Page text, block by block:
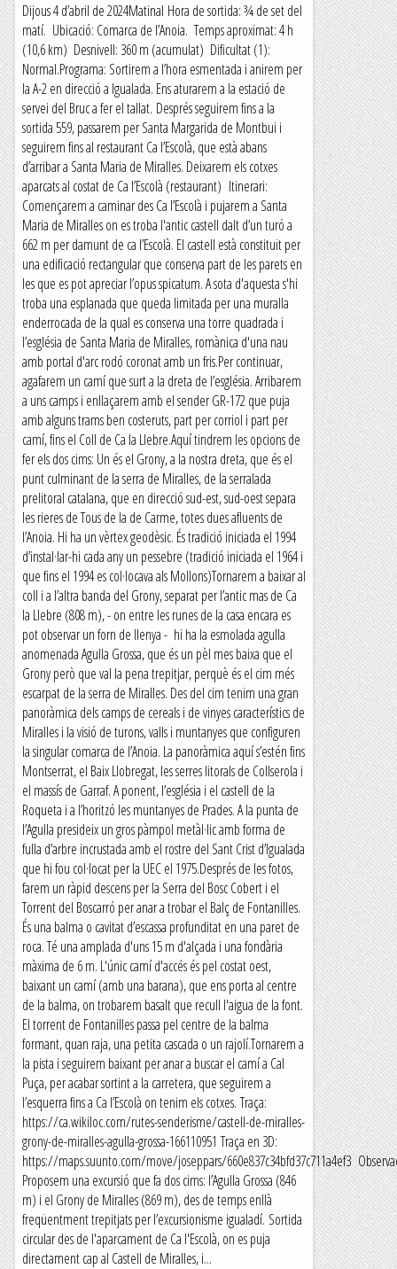
Dijous 4 d’abril de 2024Matinal Hora de sortida: ¾ de set del
matí. Ubicació: Comarca de l’Anoia. Temps aproximat: 4 h
(10,6 km) Desnivell: 360 m (acumulat) Dificultat (1):
Normal.Programa: Sortirem a l’hora esmentada i anirem per
la A-2 en direcció a Igualada. Ens aturarem a la estació de
servei del Bruc a fer el tallat. Després seguirem fins a la
sortida 559, passarem per Santa Margarida de Montbui i
seguirem fins al restaurant Ca l’Escolà, que està abans
d’arribar a Santa Maria de Miralles. Deixarem els cotxes
aparcats al costat de Ca l’Escolà (restaurant) Itinerari:
Començarem a caminar des Ca l’Escolà i pujarem a Santa
Maria de Miralles on es troba l'antic castell dalt d’un turó a
662 m per damunt de ca l’Escolà. El castell està constituït per
una edificació rectangular que conserva part de les parets en
les que es pot apreciar l’opus spicatum. A sota d'aquesta s'hi
troba una esplanada que queda limitada per una muralla
enderrocada de la qual es conserva una torre quadrada i
l’església de Santa Maria de Miralles, romànica d'una nau
amb portal d'arc rodó coronat amb un fris.Per continuar,
agafarem un camí que surt a la dreta de l’església. Arribarem
a uns camps i enllaçarem amb el sender GR-172 que puja
amb alguns trams ben costeruts, part per corriol i part per
camí, fins el Coll de Ca la Llebre.Aquí tindrem les opcions de
fer els dos cims: Un és el Grony, a la nostra dreta, que és el
punt culminant de la serra de Miralles, de la serralada
prelitoral catalana, que en direcció sud-est, sud-oest separa
les rieres de Tous de la de Carme, totes dues afluents de
l’Anoia. Hi ha un vèrtex geodèsic. És tradició iniciada el 1994
d’instal·lar-hi cada any un pessebre (tradició iniciada el 1964 i
que fins el 1994 es col·locava als Mollons)Tornarem a baixar al
coll i a l’altra banda del Grony, separat per l’antic mas de Ca
la Llebre (808 m), - on entre les runes de la casa encara es
pot observar un forn de llenya - hi ha la esmolada agulla
anomenada Agulla Grossa, que és un pèl mes baixa que el
Grony però que val la pena trepitjar, perquè és el cim més
escarpat de la serra de Miralles. Des del cim tenim una gran
panoràmica dels camps de cereals i de vinyes característics de
Miralles i la visió de turons, valls i muntanyes que configuren
la singular comarca de l’Anoia. La panoràmica aquí s’estén fins
Montserrat, el Baix Llobregat, les serres litorals de Collserola i
el massís de Garraf. A ponent, l’església i el castell de la
Roqueta i a l’horitzó les muntanyes de Prades. A la punta de
l’Agulla presideix un gros pàmpol metàl·lic amb forma de
fulla d’arbre incrustada amb el rostre del Sant Crist d’Igualada
que hi fou col·locat per la UEC el 1975.Després de les fotos,
farem un ràpid descens per la Serra del Bosc Cobert i el
Torrent del Boscarró per anar a trobar el Balç de Fontanilles.
És una balma o cavitat d’escassa profunditat en una paret de
roca. Té una amplada d'uns 15 m d'alçada i una fondària
màxima de 6 m. L'únic camí d'accés és pel costat oest,
baixant un camí (amb una barana), que ens porta al centre
de la balma, on trobarem basalt que recull l'aigua de la font.
El torrent de Fontanilles passa pel centre de la balma
formant, quan raja, una petita cascada o un rajolí.Tornarem a
la pista i seguirem baixant per anar a buscar el camí a Cal
Puça, per acabar sortint a la carretera, que seguirem a
l’esquerra fins a Ca l’Escolà on tenim els cotxes. Traça:
https://ca.wikiloc.com/rutes-senderisme/castell-de-miralles-
grony-de-miralles-agulla-grossa-166110951 Traça en 3D:
https://maps.suunto.com/move/joseppars/660e837c34bfd37c711a4ef3
Proposem una excursió que fa dos cims: l’Agulla Grossa (846
m) i el Grony de Miralles (869 m), des de temps enllà
freqüentment trepitjats per l’excursionisme igualadí. Sortida
circular des de l'aparcament de Ca l'Escolà, on es puja
directament cap al Castell de Miralles, i...